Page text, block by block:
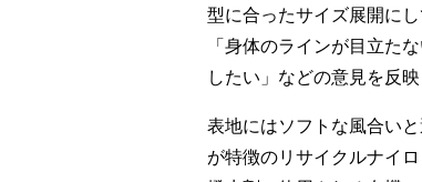
型に合ったサイズ展開にし
「身体のラインが目立た
したい」などの意見を反映
表地にはソフトな風合い
が特徴のリサイクルナイロ